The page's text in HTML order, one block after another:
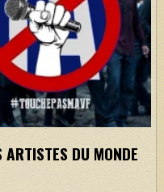
ARTISTES DU MONDE